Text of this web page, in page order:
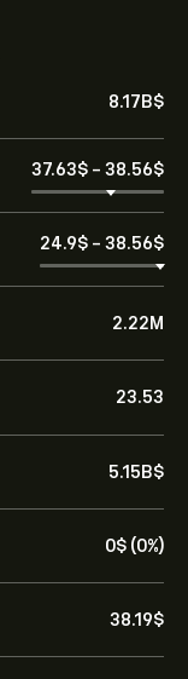
8.17B‎$‎
37.63‎$‎ - 38.56‎$‎
24.9‎$‎ - 38.56‎$‎
2.22M
23.53
5.15B‎$‎
0‎$‎ (0%)
38.19‎$‎